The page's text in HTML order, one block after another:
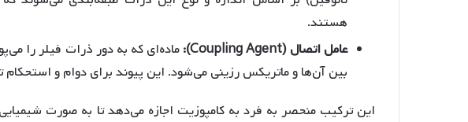
هستند.
عامل اتصال (Coupling Agent):
ماده‌ای که به دور ذرات فیلر را
بین آن‌ها و ماتریکس رزینی می‌شود. این پیوند برای دوام و
این ترکیب منحصر به فرد به کامپوزیت اجازه می‌دهد تا به صورت شیمیایی